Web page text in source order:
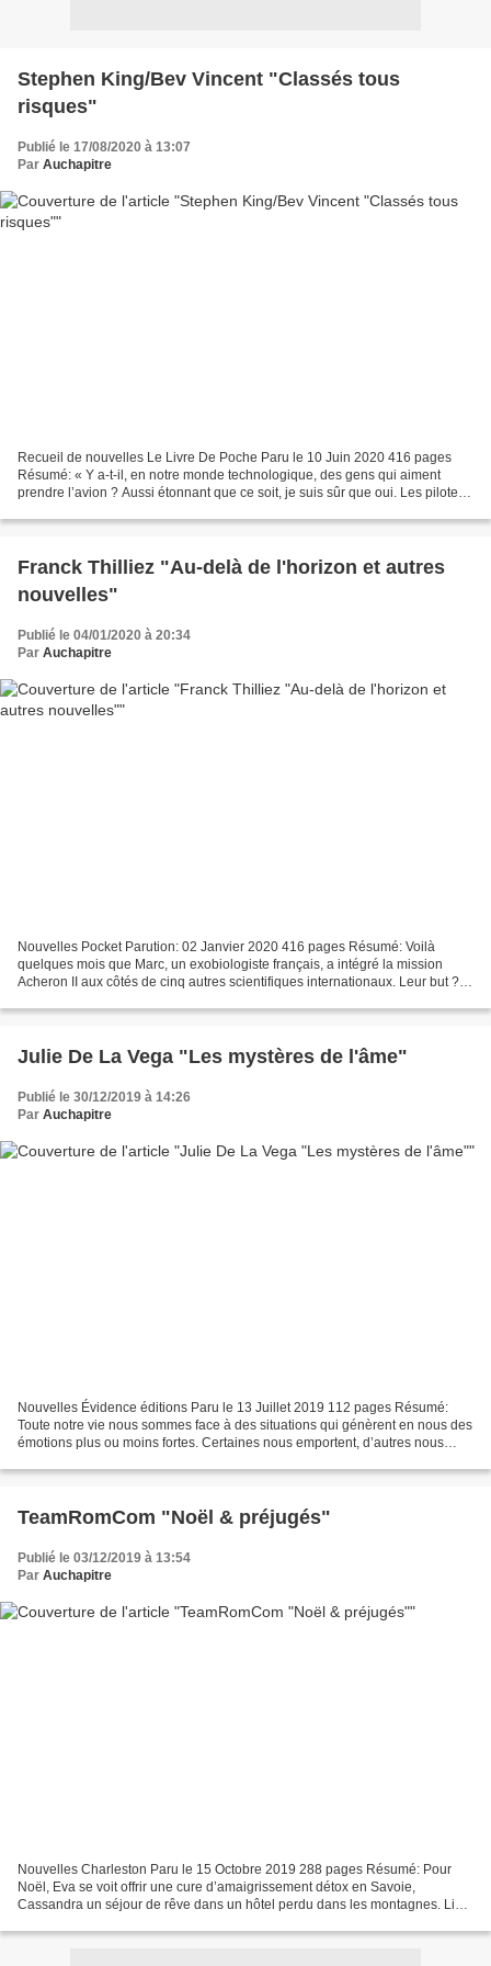
Stephen King/Bev Vincent "Classés tous
risques"
Publié le 17/08/2020 à 13:07
Par Auchapitre
Recueil de nouvelles Le Livre De Poche Paru le 10 Juin 2020 416 pages
Résumé: « Y a-t-il, en notre monde technologique, des gens qui aiment
prendre l’avion ? Aussi étonnant que ce soit, je suis sûr que oui. Les pilotes
Franck Thilliez "Au-delà de l'horizon et autres
nouvelles"
Publié le 04/01/2020 à 20:34
Par Auchapitre
Nouvelles Pocket Parution: 02 Janvier 2020 416 pages Résumé: Voilà
quelques mois que Marc, un exobiologiste français, a intégré la mission
Acheron II aux côtés de cinq autres scientifiques internationaux. Leur but ?
Julie De La Vega "Les mystères de l'âme"
Publié le 30/12/2019 à 14:26
Par Auchapitre
Nouvelles Évidence éditions Paru le 13 Juillet 2019 112 pages Résumé:
Toute notre vie nous sommes face à des situations qui génèrent en nous des
émotions plus ou moins fortes. Certaines nous emportent, d’autres nous
TeamRomCom "Noël & préjugés"
Publié le 03/12/2019 à 13:54
Par Auchapitre
Nouvelles Charleston Paru le 15 Octobre 2019 288 pages Résumé: Pour
Noël, Eva se voit offrir une cure d’amaigrissement détox en Savoie,
Cassandra un séjour de rêve dans un hôtel perdu dans les montagnes. Lisa